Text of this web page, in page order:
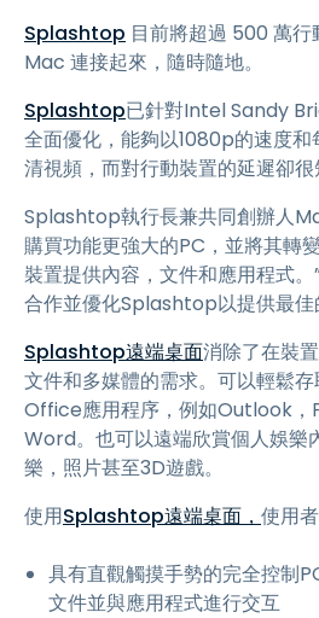
Splashtop 目前將超過 500 萬
Mac 連接起來，隨時隨地。
Splashtop已針對Intel Sandy
全面優化，能夠以1080p的速度
清視頻，而對行動裝置的延遲卻很
Splashtop執行長兼共同創辦人
購買功能更強大的PC，並將其轉
裝置提供內容，文件和應用程式。
合作並優化Splashtop以提供最佳
Splashtop遠端桌面消除了在裝
文件和多媒體的需求。可以輕鬆
Office應用程序，例如Outlook
Word。也可以遠端欣賞個人娛樂
樂，照片甚至3D遊戲。
使用Splashtop遠端桌面， 使用
具有直觀觸摸手勢的完全控制
文件並與應用程式進行交互